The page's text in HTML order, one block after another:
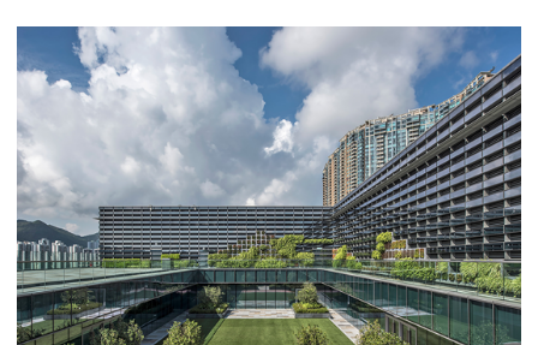
Silverscreen 203
De beste oplossing voor warmtewering en lichtregeling
+ 4
Reflectie 82% | Semi-transparant | Gemetalliseerd
Omniascreen 293
Geweldig uitzicht en uitstekende prestaties
+ 3
Bekijk alle verduisterende textielen voor rolgordijnen